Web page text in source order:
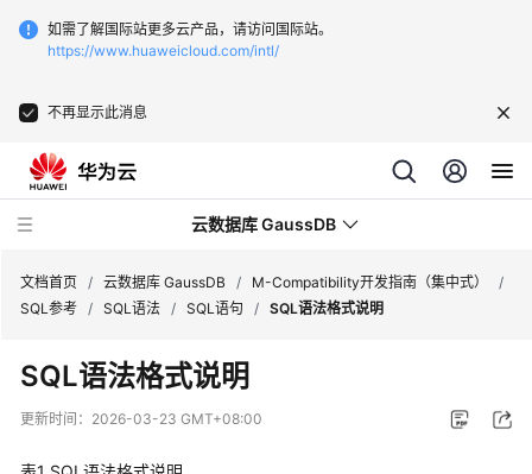
如需了解国际站更多云产品，请访问国际站。
https://www.huaweicloud.com/intl/
不再显示此消息
云数据库 GaussDB
新
动
文档首页 / 云数据库 GaussDB / M-Compatibility开发指南（集中式）
/
SQL参考 / SQL语法 / SQL语句 / SQL语法格式说明
SQL语法格式说明
更新时间： 2026-03-23 GMT+08:00